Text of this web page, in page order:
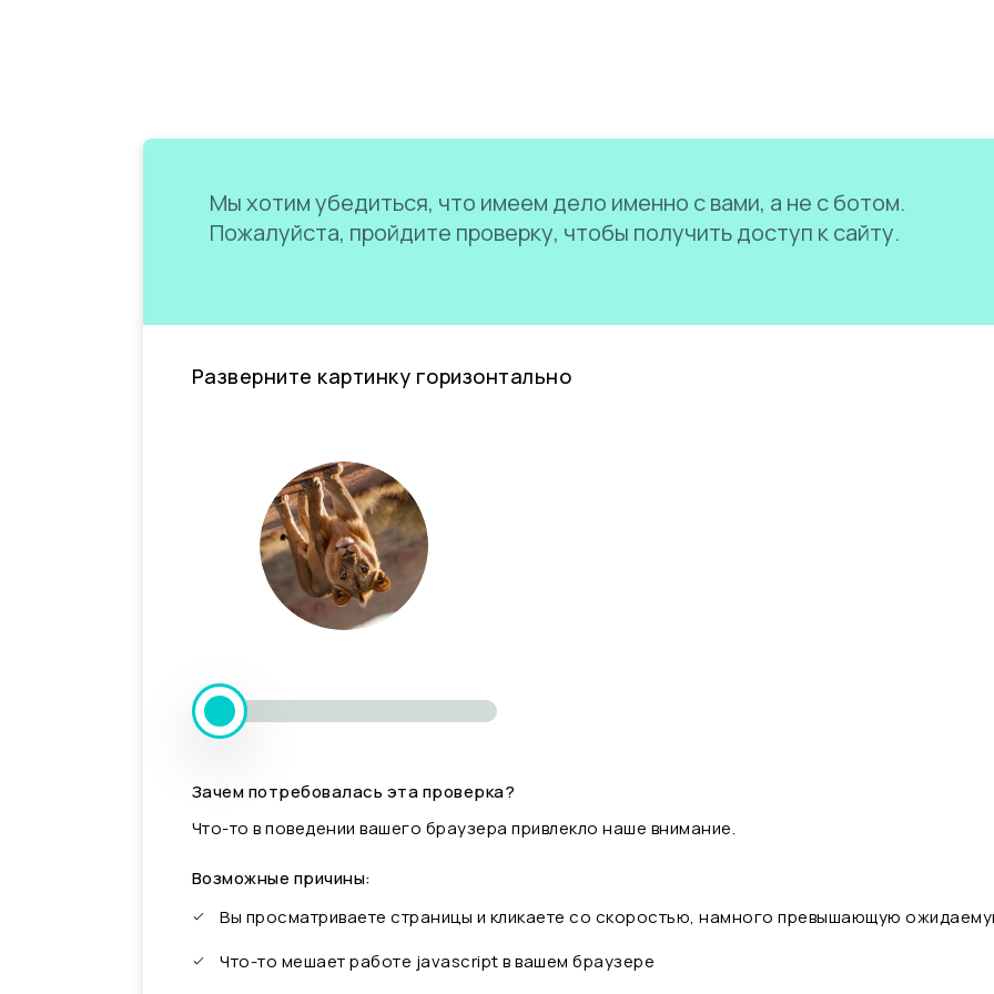
Мы хотим убедиться, что имеем дело именно с вами, а не с ботом.
Пожалуйста, пройдите проверку, чтобы получить доступ к сайту.
Разверните картинку горизонтально
Зачем потребовалась эта проверка?
Что-то в поведении вашего браузера привлекло наше внимание.
Возможные причины:
Вы просматриваете страницы и кликаете со скоростью, намного превышающую
Что-то мешает работе javascript в вашем браузере